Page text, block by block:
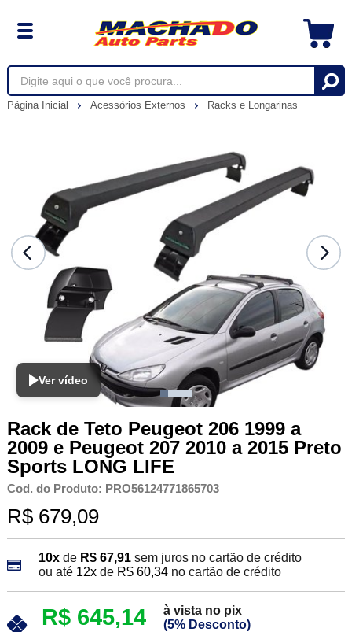
Página Inicial Acessórios Externos Racks e Longarinas
Ver vídeo
Rack de Teto Peugeot 206 1999 a
2009 e Peugeot 207 2010 a 2015 Preto
Sports LONG LIFE
Cod. do Produto: PRO56124771865703
R$ 679,09
10xde R$ 67,91 sem juros no cartão de crédito
ou até 12xde R$ 60,34no cartão de crédito
R$ 645,14
à vista no pix
(5% Desconto)